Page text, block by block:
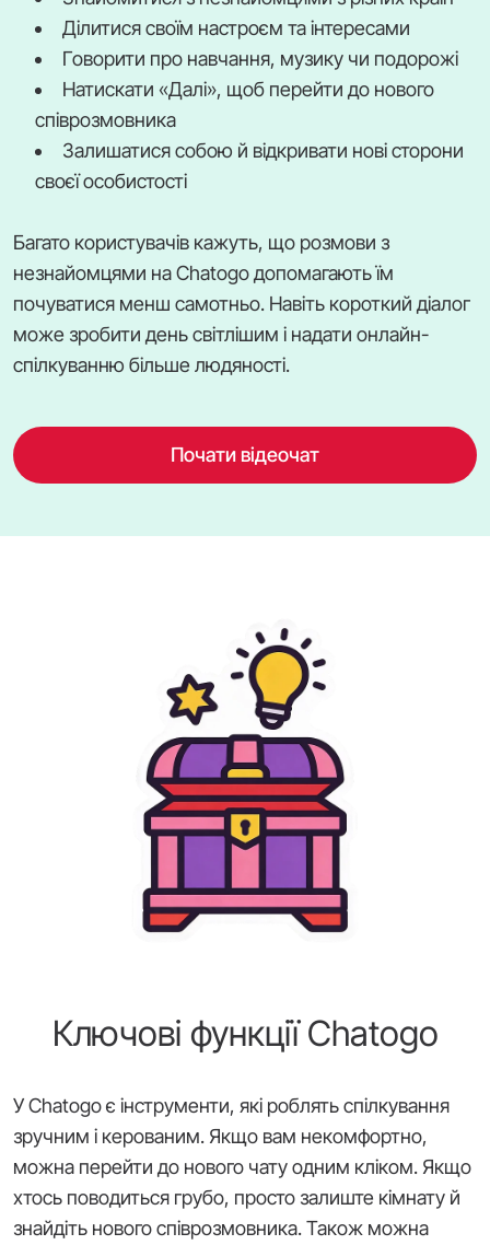
Ділитися своїм настроєм та інтересами
Говорити про навчання, музику чи подорожі
Натискати «Далі», щоб перейти до нового
співрозмовника
Залишатися собою й відкривати нові сторони
своєї особистості
Багато користувачів кажуть, що розмови з
незнайомцями на Chatogo допомагають їм
почуватися менш самотньо. Навіть короткий діалог
може зробити день світлішим і надати онлайн-
спілкуванню більше людяності.
Почати відеочат
Ключові функції Chatogo
У Chatogo є інструменти, які роблять спілкування
зручним і керованим. Якщо вам некомфортно,
можна перейти до нового чату одним кліком. Якщо
хтось поводиться грубо, просто залиште кімнату й
знайдіть нового співрозмовника. Також можна